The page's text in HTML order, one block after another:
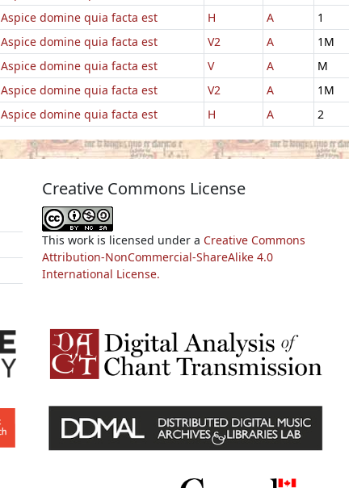
Aspice domine quia facta est H A 1
Aspice domine quia facta est V2 A 1M
Aspice domine quia facta est V A M
Aspice domine quia facta est V2 A 1M
Aspice domine quia facta est H A 2
Creative Commons License
This work is licensed under a Creative Commons
Attribution-NonCommercial-ShareAlike 4.0
International License.